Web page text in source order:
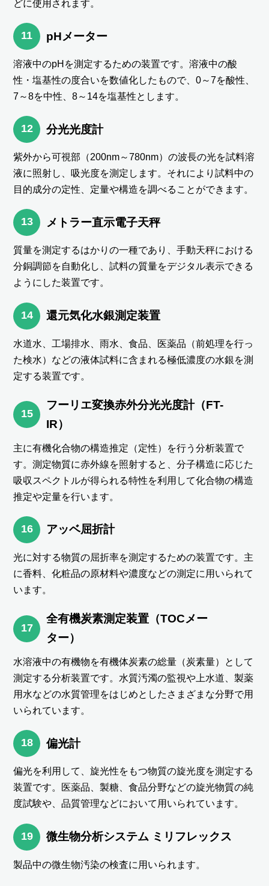
どに使用されます。
11 pHメーター
溶液中のpHを測定するための装置です。溶液中の酸
性・塩基性の度合いを数値化したもので、0～7を酸性、
7～8を中性、8～14を塩基性とします。
12 分光光度計
紫外から可視部（200nm～780nm）の波長の光を試料溶
液に照射し、吸光度を測定します。それにより試料中の
目的成分の定性、定量や構造を調べることができます。
13 メトラー直示電子天秤
質量を測定するはかりの一種であり、手動天秤における
分銅調節を自動化し、試料の質量をデジタル表示できる
ようにした装置です。
14 還元気化水銀測定装置
水道水、工場排水、雨水、食品、医薬品（前処理を行っ
た検水）などの液体試料に含まれる極低濃度の水銀を測
定する装置です。
15
フーリエ変換赤外分光光度計（FT-
IR）
主に有機化合物の構造推定（定性）を行う分析装置で
す。測定物質に赤外線を照射すると、分子構造に応じた
吸収スペクトルが得られる特性を利用して化合物の構造
推定や定量を行います。
16 アッベ屈折計
光に対する物質の屈折率を測定するための装置です。主
に香料、化粧品の原材料や濃度などの測定に用いられて
います。
17
全有機炭素測定装置（TOCメー
ター）
水溶液中の有機物を有機体炭素の総量（炭素量）として
測定する分析装置です。水質汚濁の監視や上水道、製薬
用水などの水質管理をはじめとしたさまざまな分野で用
いられています。
18 偏光計
偏光を利用して、旋光性をもつ物質の旋光度を測定する
装置です。医薬品、製糖、食品分野などの旋光物質の純
度試験や、品質管理などにおいて用いられています。
19 微生物分析システム ミリフレックス
製品中の微生物汚染の検査に用いられます。